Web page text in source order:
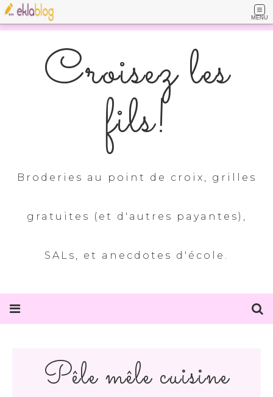
MENU
Croisez les
fils!
Broderies au point de croix, grilles
gratuites (et d'autres payantes),
SALs, et anecdotes d'école.
Pêle mêle cuisine